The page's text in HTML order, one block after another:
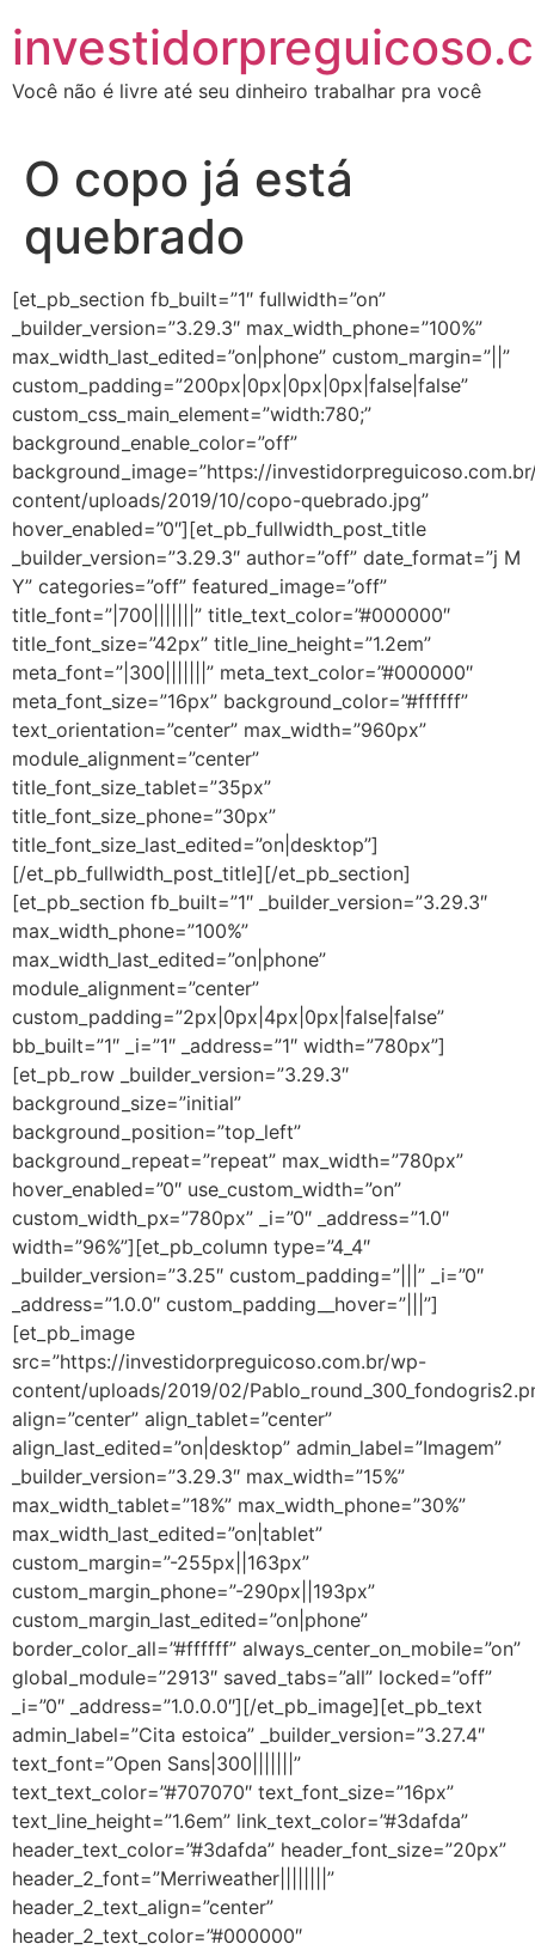
Você não é livre até seu dinheiro trabalhar pra você
O copo já está
quebrado
[et_pb_section fb_built=”1″ fullwidth=”on”
_builder_version=”3.29.3″ max_width_phone=”100%”
max_width_last_edited=”on|phone” custom_margin=”||”
custom_padding=”200px|0px|0px|0px|false|false”
custom_css_main_element=”width:780;”
background_enable_color=”off”
background_image=”https://
content/uploads/2019/10/copo-quebrado.jpg”
hover_enabled=”0″][et_pb_fullwidth_post_title
_builder_version=”3.29.3″ author=”off” date_format=”j M
Y” categories=”off” featured_image=”off”
title_font=”|700|||||||” title_text_color=”#000000″
title_font_size=”42px” title_line_height=”1.2em”
meta_font=”|300|||||||” meta_text_color=”#000000″
meta_font_size=”16px” background_color=”#ffffff”
text_orientation=”center” max_width=”960px”
module_alignment=”center”
title_font_size_tablet=”35px”
title_font_size_phone=”30px”
title_font_size_last_edited=”on|desktop”]
[/et_pb_fullwidth_post_title][/et_pb_section]
[et_pb_section fb_built=”1″ _builder_version=”3.29.3″
max_width_phone=”100%”
max_width_last_edited=”on|phone”
module_alignment=”center”
custom_padding=”2px|0px|4px|0px|false|false”
bb_built=”1″ _i=”1″ _address=”1″ width=”780px”]
[et_pb_row _builder_version=”3.29.3″
background_size=”initial”
background_position=”top_left”
background_repeat=”repeat” max_width=”780px”
hover_enabled=”0″ use_custom_width=”on”
custom_width_px=”780px” _i=”0″ _address=”1.0″
width=”96%”][et_pb_column type=”4_4″
_builder_version=”3.25″ custom_padding=”|||” _i=”0″
_address=”1.0.0″ custom_padding__hover=”|||”]
[et_pb_image
src=”https://investidorpreguicoso.com.br/wp-
content/uploads/2019/02/
align=”center” align_tablet=”center”
align_last_edited=”on|desktop” admin_label=”Imagem”
_builder_version=”3.29.3″ max_width=”15%”
max_width_tablet=”18%” max_width_phone=”30%”
max_width_last_edited=”on|tablet”
custom_margin=”-255px||163px”
custom_margin_phone=”-290px||193px”
custom_margin_last_edited=”on|phone”
border_color_all=”#ffffff” always_center_on_mobile=”on”
global_module=”2913″ saved_tabs=”all” locked=”off”
_i=”0″ _address=”1.0.0.0″][/et_pb_image][et_pb_text
admin_label=”Cita estoica” _builder_version=”3.27.4″
text_font=”Open Sans|300|||||||”
text_text_color=”#707070″ text_font_size=”16px”
text_line_height=”1.6em” link_text_color=”#3dafda”
header_text_color=”#3dafda” header_font_size=”20px”
header_2_font=”Merriweather||||||||”
header_2_text_align=”center”
header_2_text_color=”#000000″